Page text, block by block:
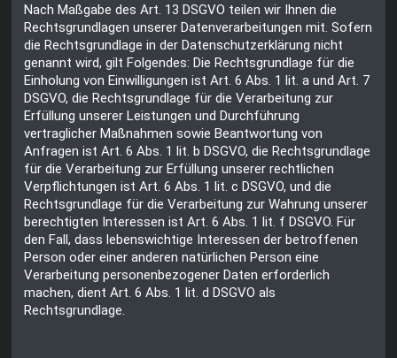
Nach Maßgabe des Art. 13 DSGVO teilen wir Ihnen die
Rechtsgrundlagen unserer Datenverarbeitungen mit. Sofern
die Rechtsgrundlage in der Datenschutzerklärung nicht
genannt wird, gilt Folgendes: Die Rechtsgrundlage für die
Einholung von Einwilligungen ist Art. 6 Abs. 1 lit. a und Art. 7
DSGVO, die Rechtsgrundlage für die Verarbeitung zur
Erfüllung unserer Leistungen und Durchführung
vertraglicher Maßnahmen sowie Beantwortung von
Anfragen ist Art. 6 Abs. 1 lit. b DSGVO, die Rechtsgrundlage
für die Verarbeitung zur Erfüllung unserer rechtlichen
Verpflichtungen ist Art. 6 Abs. 1 lit. c DSGVO, und die
Rechtsgrundlage für die Verarbeitung zur Wahrung unserer
berechtigten Interessen ist Art. 6 Abs. 1 lit. f DSGVO. Für
den Fall, dass lebenswichtige Interessen der betroffenen
Person oder einer anderen natürlichen Person eine
Verarbeitung personenbezogener Daten erforderlich
machen, dient Art. 6 Abs. 1 lit. d DSGVO als
Rechtsgrundlage.